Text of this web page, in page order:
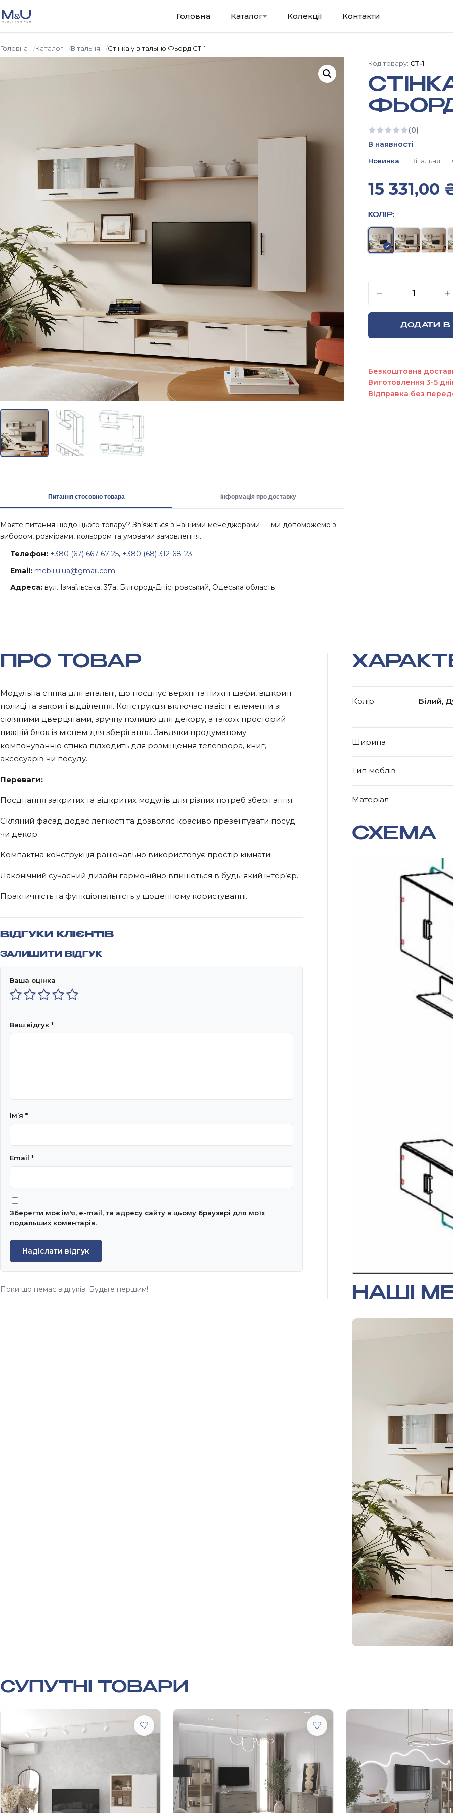
Головна
Каталог Колекції Контакти
Головна Каталог Вiтальня
Стінка у вітальню Фьорд СТ-1
Код товару: СТ-1
ФЬОРД
(0)
Ще немає відгуків
В наявності
Новинка Вiтальня
15 331,00
КОЛІР:
− +
ДОДАТИ
Безкоштовна
Виготовлення 3-5
Відправка без
Питання стосовно товара Інформація про доставку
Маєте питання щодо цього товару? Звʼяжіться з нашими менеджерами — ми допоможемо з
вибором, розмірами, кольором та умовами замовлення.
Телефон: +380 (67) 667-67-25, +380 (68) 312-68-23
Email: mebli.u.ua@gmail.com
Адреса: вул. Ізмаїльська, 37а, Білгород-Дністровський, Одеська область
ПРО ТОВАР
Модульна стінка для вітальні, що поєднує верхні та нижні шафи, відкриті
полиці та закриті відділення. Конструкція включає навісні елементи зі
скляними дверцятами, зручну полицю для декору, а також просторий
нижній блок із місцем для зберігання. Завдяки продуманому
компонуванню стінка підходить для розміщення телевізора, книг,
аксесуарів чи посуду.
Переваги:
Поєднання закритих та відкритих модулів для різних потреб зберігання.
Скляний фасад додає легкості та дозволяє красиво презентувати посуд
чи декор.
Компактна конструкція раціонально використовує простір кімнати.
Лаконічний сучасний дизайн гармонійно впишеться в будь-який інтер’єр.
Практичність та функціональність у щоденному користуванні.
ВІДГУКИ КЛІЄНТІВ
ЗАЛИШИТИ ВІДГУК
Ваша оцінка
Ваш відгук *
Імʼя *
Email *
Зберегти моє ім'я, e-mail, та адресу сайту в цьому браузері для моїх
подальших коментарів.
Надіслати відгук
Поки що немає відгуків. Будьте першим!
Колір
Білий,
Ширина
Тип меблів
Матеріал
СХЕМА
НАШІ
СУПУТНІ ТОВАРИ